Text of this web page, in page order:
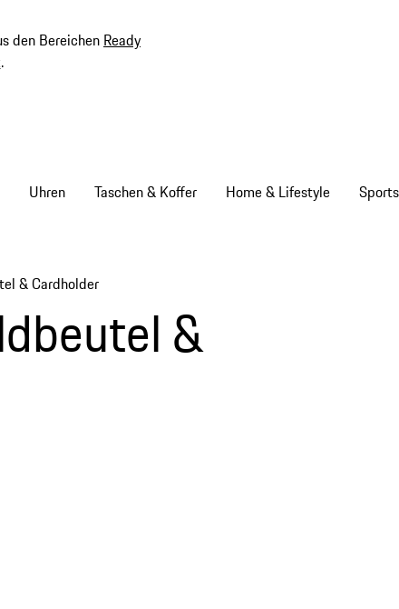
den Bereichen Ready
.
Uhren Taschen & Koffer Home & Lifestyle
& Cardholder
&